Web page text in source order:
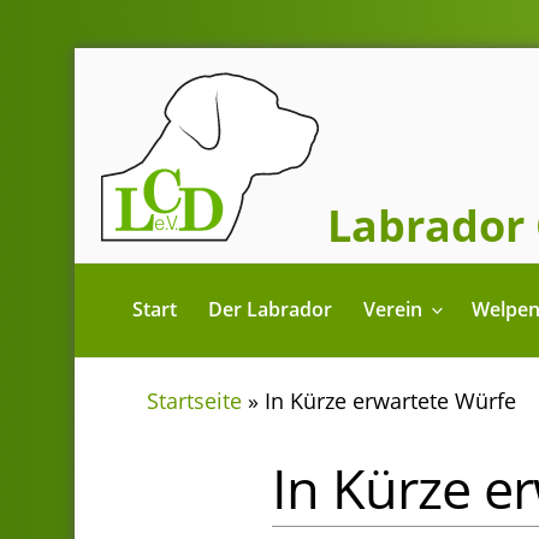
springen
Labrador
Start Der Labrador Verein
Startseite » In Kürze erwartete Würfe
In Kürze